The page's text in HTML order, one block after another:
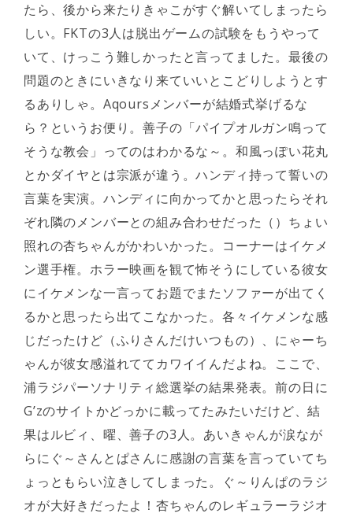
たら、後から来たりきゃこがすぐ解いてしまったら
しい。FKTの3人は脱出ゲームの試験をもうやって
いて、けっこう難しかったと言ってました。最後の
問題のときにいきなり来ていいとこどりしようとす
るありしゃ。Aqoursメンバーが結婚式挙げるな
ら？というお便り。善子の「パイプオルガン鳴って
そうな教会」ってのはわかるな～。和風っぽい花丸
とかダイヤとは宗派が違う。ハンディ持って誓いの
言葉を実演。ハンディに向かってかと思ったらそれ
ぞれ隣のメンバーとの組み合わせだった（）ちょい
照れの杏ちゃんがかわいかった。コーナーはイケメ
ン選手権。ホラー映画を観て怖そうにしている彼女
にイケメンな一言ってお題でまたソファーが出てく
るかと思ったら出てこなかった。各々イケメンな感
じだったけど（ふりさんだけいつもの）、にゃーち
ゃんが彼女感溢れててカワイイんだよね。ここで、
浦ラジパーソナリティ総選挙の結果発表。前の日に
G’zのサイトかどっかに載ってたみたいだけど、結
果はルビィ、曜、善子の3人。あいきゃんが涙なが
らにぐ～さんとぱさんに感謝の言葉を言っていてち
ょっともらい泣きしてしまった。ぐ～りんぱのラジ
オが大好きだったよ！杏ちゃんのレギュラーラジオ